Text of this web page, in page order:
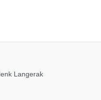
Langerak